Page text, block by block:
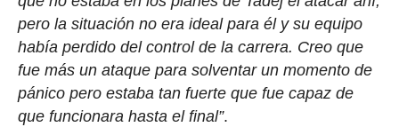
pero la situación no era ideal para él y su equipo
había perdido del control de la carrera. Creo que
fue más un ataque para solventar un momento de
pánico pero estaba tan fuerte que fue capaz de
que funcionara hasta el final”.